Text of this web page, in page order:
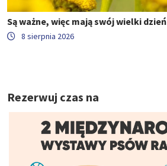
Są ważne, więc mają swój wielki dzień
8 sierpnia 2026
Rezerwuj czas na